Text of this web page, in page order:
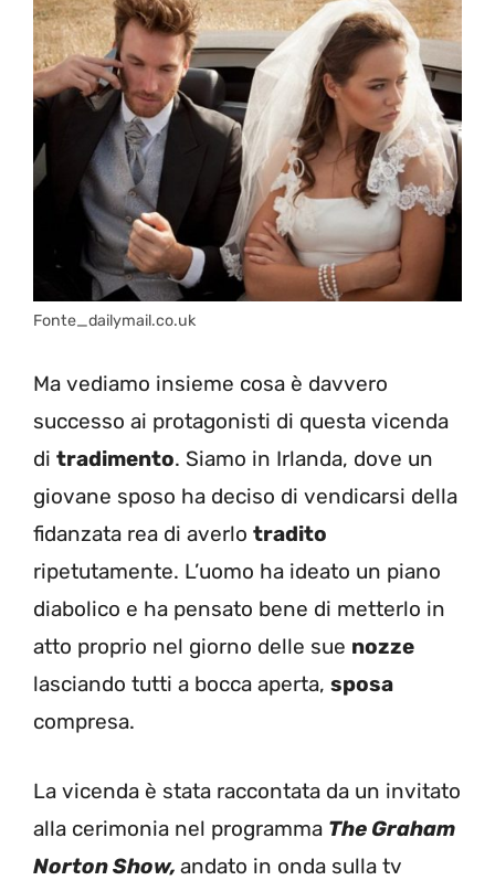
Fonte_dailymail.co.uk
Ma vediamo insieme cosa è davvero
successo ai protagonisti di questa vicenda
di tradimento. Siamo in Irlanda, dove un
giovane sposo ha deciso di vendicarsi della
fidanzata rea di averlo tradito
ripetutamente. L’uomo ha ideato un piano
diabolico e ha pensato bene di metterlo in
atto proprio nel giorno delle sue nozze
lasciando tutti a bocca aperta, sposa
compresa.
La vicenda è stata raccontata da un invitato
alla cerimonia nel programma The Graham
Norton Show, andato in onda sulla tv